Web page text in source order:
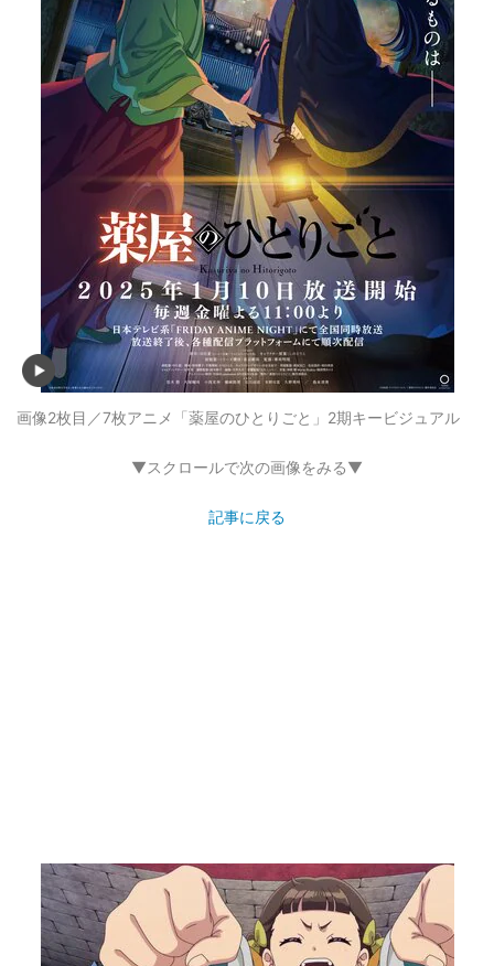
画像2枚目／7枚アニメ「薬屋のひとりごと」2期キービジュアル
▼スクロールで次の画像をみる▼
記事に戻る